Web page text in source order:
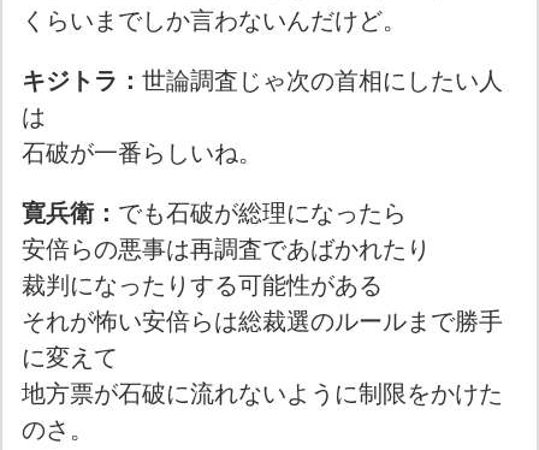
くらいまでしか言わないんだけど。
キジトラ：世論調査じゃ次の首相にしたい人
は
石破が一番らしいね。
寛兵衛： でも石破が総理になったら
安倍らの悪事は再調査であばかれたり
裁判になったりする可能性がある
それが怖い安倍らは総裁選のルールまで勝手
に変えて
地方票が石破に流れないように制限をかけた
のさ。